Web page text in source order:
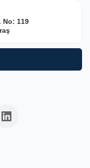
No: 119